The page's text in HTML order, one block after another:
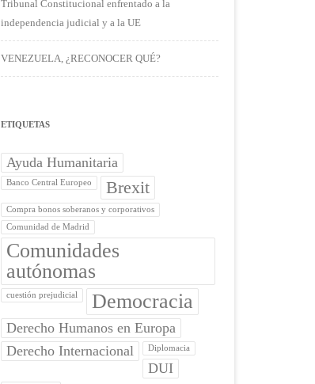
Tribunal Constitucional enfrentado a la
independencia judicial y a la UE
VENEZUELA, ¿RECONOCER QUÉ?
ETIQUETAS
Ayuda Humanitaria
Banco Central Europeo Brexit
Compra bonos soberanos y corporativos
Comunidad de Madrid
Comunidades
autónomas
cuestión prejudicial Democracia
Derecho Humanos en Europa
Derecho Internacional
Diplomacia
DUI